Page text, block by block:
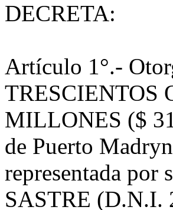
DECRETA:
Artículo 1°.-
TRESCIENTOS
MILLONES ($
de Puerto
representada por
SASTRE (D.N.I.